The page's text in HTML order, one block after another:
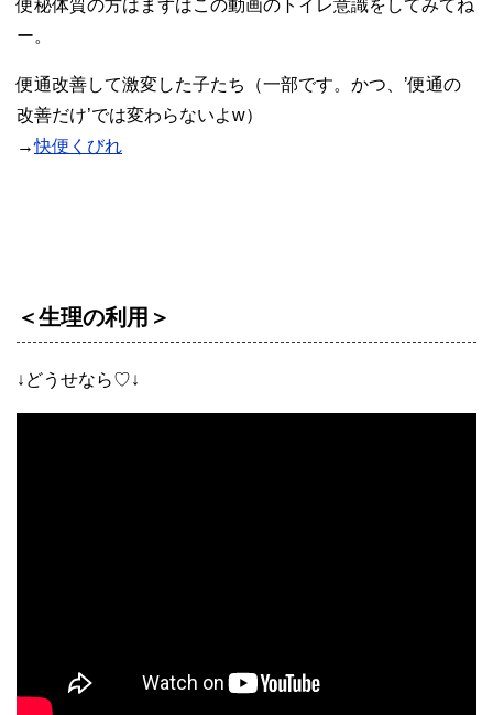
便秘体質の方はまずはこの動画のトイレ意識をしてみてね
ー。
便通改善して激変した子たち（一部です。かつ、’便通の
改善だけ’では変わらないよw）
→快便くびれ
＜生理の利用＞
↓どうせなら♡↓